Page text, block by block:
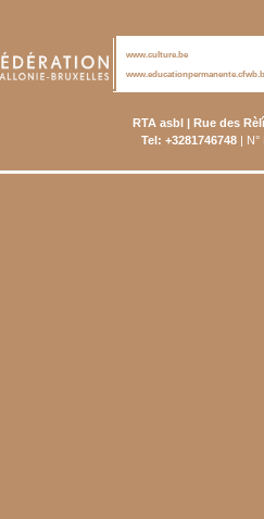
www.culture.be
RTA asbl | Rue des
Tel: +3281746748| N°